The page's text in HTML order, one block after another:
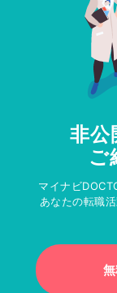
非公
ご
マイナビ
あなたの転職